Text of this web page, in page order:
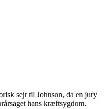
sejr til Johnson, da en jury
hans kræftsygdom.